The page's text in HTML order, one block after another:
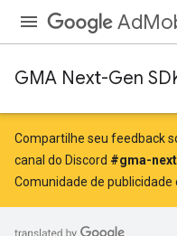
GMA Next-Gen
Compartilhe seu feedback
canal do Discord #gma-
Comunidade de publicidade